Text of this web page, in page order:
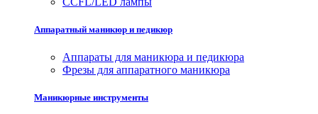
Аппаратный маникюр и педикюр
Аппараты для маникюра и педикюра
Фрезы для аппаратного маникюра
Маникюрные инструменты